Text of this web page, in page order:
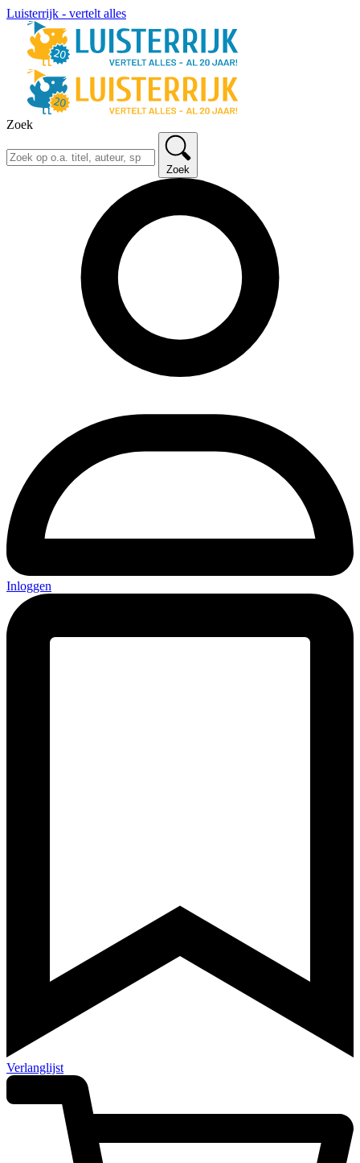
Luisterrijk - vertelt alles
Zoek
Zoek
Inloggen
Verlanglijst